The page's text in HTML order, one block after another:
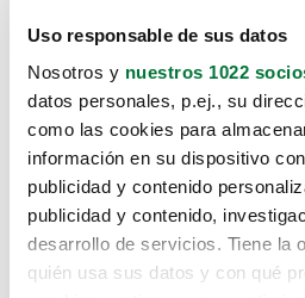
Uso responsable de sus datos
Nosotros y nuestros 1022
datos personales, p.ej., su
como las cookies para
información en su dispositivo
publicidad y contenido
publicidad y contenido,
desarrollo de servicios. Tiene la
quién usa sus datos y con qué
Lo sentimos, no
te hemos traido
Pero puedes encontrar el
buscando en alguno de estos